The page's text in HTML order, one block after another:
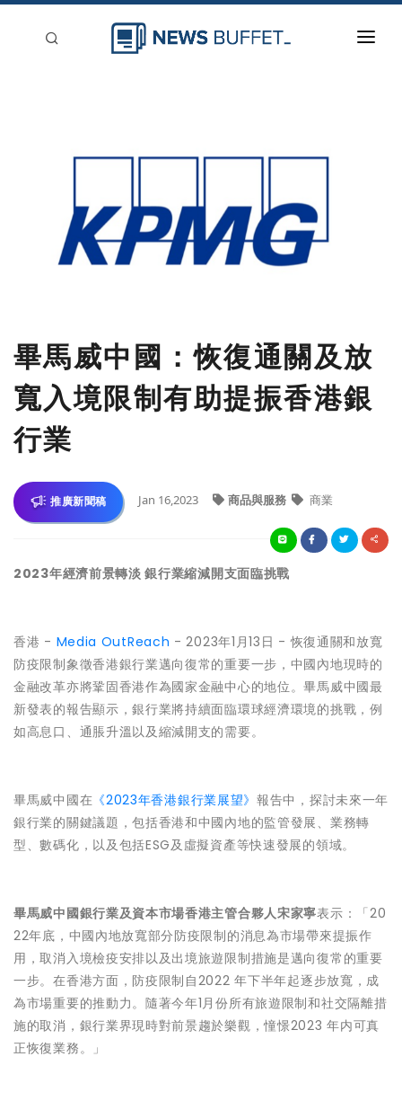
登入
畢馬威中國：恢復通關及放
寬入境限制有助提振香港銀
行業
推廣新聞稿 Jan 16,2023 商品與服務 商業
2023年經濟前景轉淡 銀行業縮減開支面臨挑戰
香港 - Media OutReach - 2023年1月13日 - 恢復通關和放寬
防疫限制象徵香港銀行業邁向復常的重要一步，中國內地現時的
金融改革亦將鞏固香港作為國家金融中心的地位。畢馬威中國最
新發表的報告顯示，銀行業將持續面臨環球經濟環境的挑戰，例
如高息口、通脹升溫以及縮減開支的需要。
畢馬威中國在 《2023年香港銀行業展望》報告中，探討未來一年
銀行業的關鍵議題，包括香港和中國內地的監管發展、業務轉
型、數碼化，以及包括ESG及虛擬資產等快速發展的領域。
畢馬威中國銀行業及資本市場香港主管合夥人宋家寧表示：「20
22年底，中國內地放寬部分防疫限制的消息為市場帶來提振作
用，取消入境檢疫安排以及出境旅遊限制措施是邁向復常的重要
一步。在香港方面，防疫限制自2022 年下半年起逐步放寬，成
為市場重要的推動力。隨著今年1月份所有旅遊限制和社交隔離措
施的取消，銀行業界現時對前景趨於樂觀，憧憬2023 年内可真
正恢復業務。」